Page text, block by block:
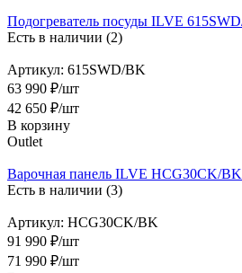
Подогреватель посуды ILVE
Есть в наличии (2)
Артикул: 615SWD/BK
63 990 ₽/шт
42 650 ₽/шт
В корзину
Outlet
Варочная панель ILVE HCG30CK/BK
Есть в наличии (3)
Артикул: HCG30CK/BK
91 990 ₽/шт
71 990 ₽/шт